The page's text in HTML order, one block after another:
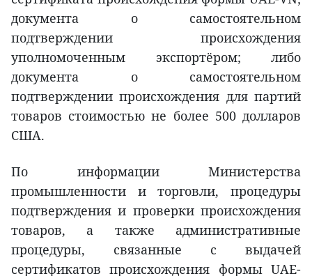
документа о самостоятельном
подтверждении происхождения
уполномоченным экспортёром; либо
документа о самостоятельном
подтверждении происхождения для партий
товаров стоимостью не более 500 долларов
США.
По информации Министерства
промышленности и торговли, процедуры
подтверждения и проверки происхождения
товаров, а также административные
процедуры, связанные с выдачей
сертификатов происхождения формы UAE-